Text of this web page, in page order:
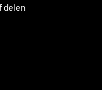
delen